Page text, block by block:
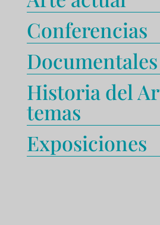
Conferencias
Documentales
Historia del
temas
Exposiciones